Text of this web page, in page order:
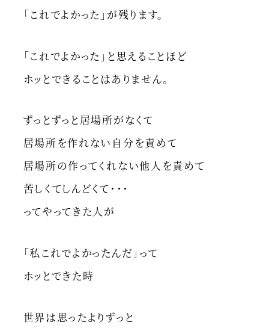
「これでよかった」が残ります。
「これでよかった」と思えることほど
ホッとできることはありません。
ずっとずっと居場所がなくて
居場所を作れない自分を責めて
居場所の作ってくれない他人を責めて
苦しくてしんどくて・・・
ってやってきた人が
「私これでよかったんだ」って
ホッとできた時
世界は思ったよりずっと